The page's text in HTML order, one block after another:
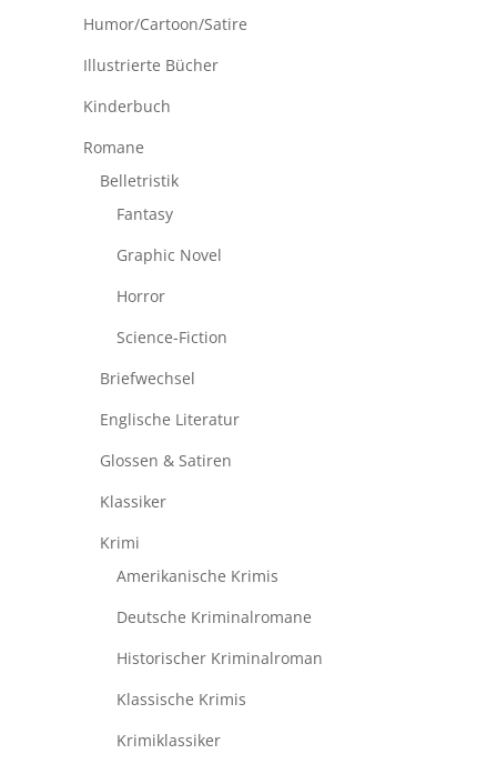
Humor/Cartoon/Satire
Illustrierte Bücher
Kinderbuch
Romane
Belletristik
Fantasy
Graphic Novel
Horror
Science-Fiction
Briefwechsel
Englische Literatur
Glossen & Satiren
Klassiker
Krimi
Amerikanische Krimis
Deutsche Kriminalromane
Historischer Kriminalroman
Klassische Krimis
Krimiklassiker